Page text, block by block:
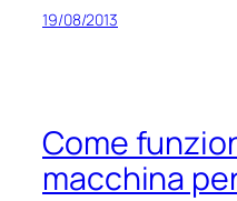
19/08/2013
Come
macchina